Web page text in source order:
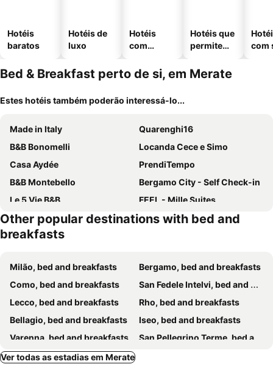
Hotéis
baratos
Hotéis de
luxo
Hotéis
com
Hotéis que
permitem
com
Bed & Breakfast perto de si, em Merate
Estes hotéis também poderão interessá-lo...
Made in Italy
Quarenghi16
B&B Bonomelli
Locanda Cece e Simo
Casa Aydée
PrendiTempo
B&B Montebello
Bergamo City - Self Check-in
Le 5 Vie B&B
FEEL - Mille Suites
B&B da Jordan
BED and BIKE - BERGAMO Dream House
Bergamum F.L.
B&B Santa Lucia
SoloSonno
BG Stay
Bergamo Automatic Rooms Self check-in
B&B Il Torchio
B&B Valle D'Astino
Relais Dei Mandorli
Al Glicine
B&B Borfuro
Bergamo Inn 15
Il Borgo del Castello
Other popular destinations with bed and
breakfasts
Milão, bed and breakfasts
Bergamo, bed and breakfasts
Como, bed and breakfasts
San Fedele Intelvi, bed and breakfasts
Lecco, bed and breakfasts
Rho, bed and breakfasts
Bellagio, bed and breakfasts
Iseo, bed and breakfasts
Varenna, bed and breakfasts
San Pellegrino Terme, bed and breakfasts
Azzano San Paolo, bed and breakfasts
Ver todas as estadias em Merate